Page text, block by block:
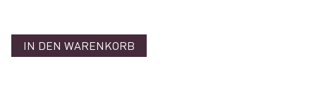
IN DEN WARENKORB